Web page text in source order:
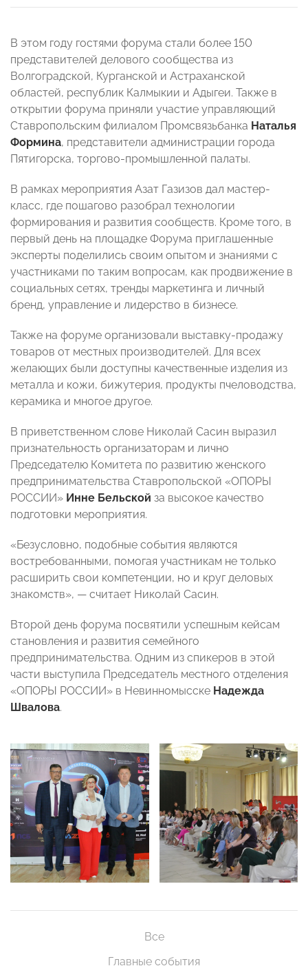
В этом году гостями форума стали более 150
представителей делового сообщества из
Волгоградской, Курганской и Астраханской
областей, республик Калмыкии и Адыгеи. Также в
открытии форума приняли участие управляющий
Ставропольским филиалом Промсвязьбанка Наталья
Формина, представители администрации города
Пятигорска, торгово-промышленной палаты.
В рамках мероприятия Азат Газизов дал мастер-
класс, где пошагово разобрал технологии
формирования и развития сообществ. Кроме того, в
первый день на площадке Форума приглашенные
эксперты поделились своим опытом и знаниями с
участниками по таким вопросам, как продвижение в
социальных сетях, тренды маркетинга и личный
бренд, управление и лидерство в бизнесе.
Также на форуме организовали выставку-продажу
товаров от местных производителей. Для всех
желающих были доступны качественные изделия из
металла и кожи, бижутерия, продукты пчеловодства,
керамика и многое другое.
В приветственном слове Николай Сасин выразил
признательность организаторам и лично
Председателю Комитета по развитию женского
предпринимательства Ставропольской «ОПОРЫ
РОССИИ» Инне Бельской за высокое качество
подготовки мероприятия.
«Безусловно, подобные события являются
востребованными, помогая участникам не только
расширить свои компетенции, но и круг деловых
знакомств», — считает Николай Сасин.
Второй день форума посвятили успешным кейсам
становления и развития семейного
предпринимательства. Одним из спикеров в этой
части выступила Председатель местного отделения
«ОПОРЫ РОССИИ» в Невинномысске Надежда
Швалова.
Все
Главные события